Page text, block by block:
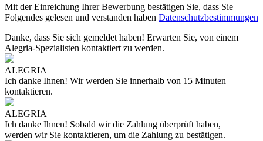
Mit der Einreichung Ihrer Bewerbung bestätigen Sie, dass Sie
Folgendes gelesen und verstanden haben Datenschutzbestimmungen
Danke, dass Sie sich gemeldet haben! Erwarten Sie, von einem
Alegria-Spezialisten kontaktiert zu werden.
ALEGRIA
Ich danke Ihnen! Wir werden Sie innerhalb von 15 Minuten
kontaktieren.
ALEGRIA
Ich danke Ihnen! Sobald wir die Zahlung überprüft haben,
werden wir Sie kontaktieren, um die Zahlung zu bestätigen.